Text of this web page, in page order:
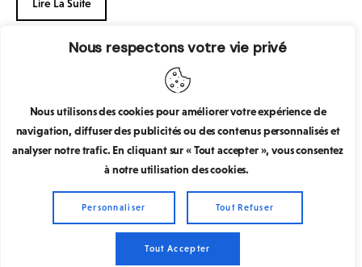
Nous respectons votre vie privé
Nous utilisons des cookies pour améliorer votre expérience de
navigation, diffuser des publicités ou des contenus personnalisés et
analyser notre trafic. En cliquant sur « Tout accepter », vous consentez
à notre utilisation des cookies.
Personnaliser Tout Refuser
Tout Accepter
Lire La Suite
Wilky Toussint© 2026. Tous droits réservés